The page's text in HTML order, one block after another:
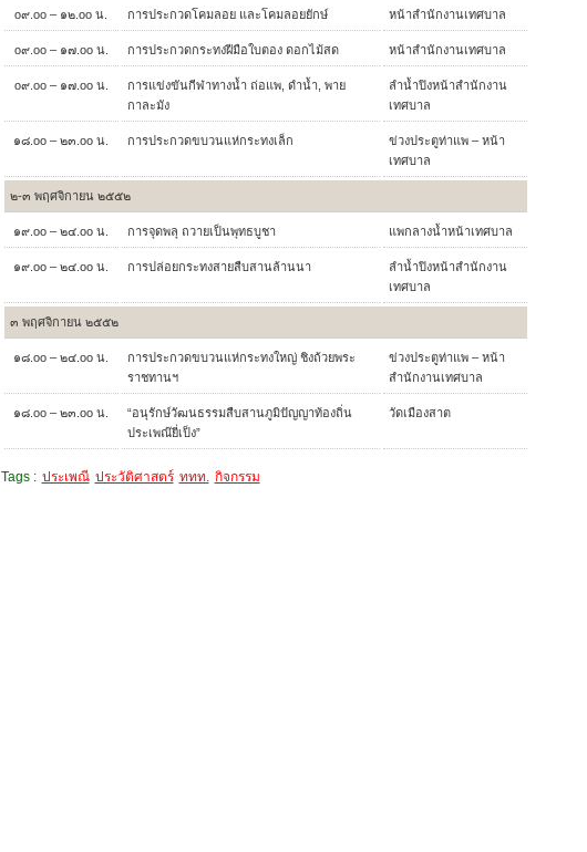
o๙.oo – ๑๒.oo น. การประกวดโคมลอย และโคมลอยยักษ์ หน้าสำนักงานเทศบาล
o๙.oo – ๑๗.oo น. การประกวดกระทงฝีมือใบตอง ดอกไม้สด หน้าสำนักงานเทศบาล
o๙.oo – ๑๗.oo น.
การแข่งขันกีฬาทางน้ำ ถ่อแพ, ดำน้ำ, พาย
กาละมัง
ลำน้ำปิงหน้าสำนักงาน
เทศบาล
๑๘.oo – ๒๓.oo น. การประกวดขบวนแห่กระทงเล็ก
ข่วงประตูท่าแพ – หน้า
เทศบาล
๒-๓ พฤศจิกายน ๒๕๕๒
๑๙.oo – ๒๔.oo น. การจุดพลุ ถวายเป็นพุทธบูชา แพกลางน้ำหน้าเทศบาล
๑๙.oo – ๒๔.oo น. การปล่อยกระทงสายสืบสานล้านนา
ลำน้ำปิงหน้าสำนักงาน
เทศบาล
๓ พฤศจิกายน ๒๕๕๒
๑๘.oo – ๒๔.oo น.
การประกวดขบวนแห่กระทงใหญ่ ชิงถ้วยพระ
ราชทานฯ
ข่วงประตูท่าแพ – หน้า
สำนักงานเทศบาล
๑๘.oo – ๒๓.oo น.
“อนุรักษ์วัฒนธรรมสืบสานภูมิปัญญาท้องถิ่น
ประเพณ๊ยี่เป็ง”
วัดเมืองสาต
Tags : ประเพณี ประวัติศาสตร์ ททท. กิจกรรม